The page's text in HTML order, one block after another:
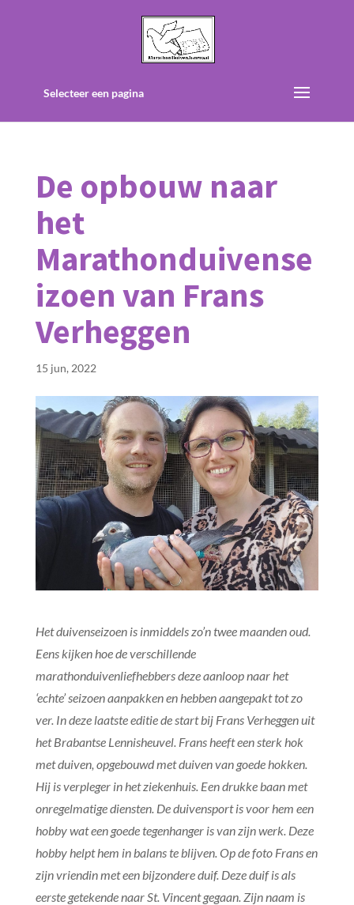
Selecteer een pagina
De opbouw naar
het
Marathonduivense
izoen van Frans
Verheggen
15 jun, 2022
Het duivenseizoen is inmiddels zo’n twee maanden oud.
Eens kijken hoe de verschillende
marathonduivenliefhebbers deze aanloop naar het
‘echte’ seizoen aanpakken en hebben aangepakt tot zo
ver. In deze laatste editie de start bij Frans Verheggen uit
het Brabantse Lennisheuvel. Frans heeft een sterk hok
met duiven, opgebouwd met duiven van goede hokken.
Hij is verpleger in het ziekenhuis. Een drukke baan met
onregelmatige diensten. De duivensport is voor hem een
hobby wat een goede tegenhanger is van zijn werk. Deze
hobby helpt hem in balans te blijven. Op de foto Frans en
zijn vriendin met een bijzondere duif. Deze duif is als
eerste getekende naar St. Vincent gegaan. Zijn naam is